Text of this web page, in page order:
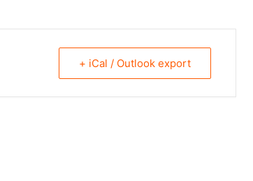
+ iCal / Outlook export